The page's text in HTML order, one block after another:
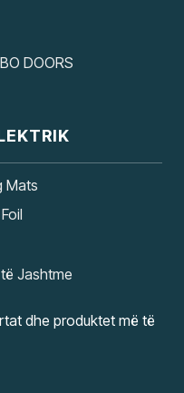
DOORS
Mats
Jashtme
dhe produktet më të